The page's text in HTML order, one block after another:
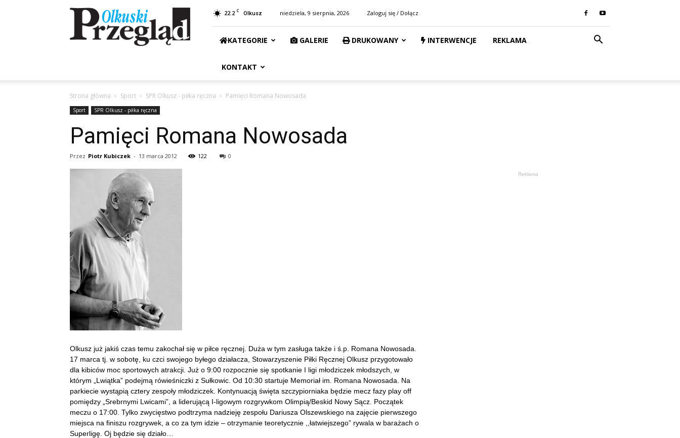
Przegląd
Olkuski
22.2 C Olkusz niedziela, 9 sierpnia, 2026 Zaloguj się / Dołącz
KATEGORIE GALERIE DRUKOWANY INTERWENCJE REKLAMA
KONTAKT
Strona główna Sport SPR Olkusz - piłka ręczna Pamięci Romana Nowosada
Sport SPR Olkusz - piłka ręczna
Pamięci Romana Nowosada
Przez Piotr Kubiczek - 13 marca 2012 122 0
Olkusz już jakiś czas temu zakochał się w piłce ręcznej. Duża w tym zasługa także i ś.p. Romana Nowosada.
17 marca tj. w sobotę, ku czci swojego byłego działacza, Stowarzyszenie Piłki Ręcznej Olkusz przygotowało
dla kibiców moc sportowych atrakcji. Już o 9:00 rozpocznie się spotkanie I ligi młodziczek młodszych, w
którym „Lwiątka” podejmą rówieśniczki z Sułkowic. Od 10:30 startuje Memoriał im. Romana Nowosada. Na
parkiecie wystąpią cztery zespoły młodziczek. Kontynuacją święta szczypiorniaka będzie mecz fazy play off
pomiędzy „Srebrnymi Lwicami”, a liderującą I-ligowym rozgrywkom Olimpią/Beskid Nowy Sącz. Początek
meczu o 17:00. Tylko zwycięstwo podtrzyma nadzieję zespołu Dariusza Olszewskiego na zajęcie pierwszego
miejsca na finiszu rozgrywek, a co za tym idzie – otrzymanie teoretycznie ,,łatwiejszego” rywala w barażach o
Superligę. Oj będzie się działo…
Reklama